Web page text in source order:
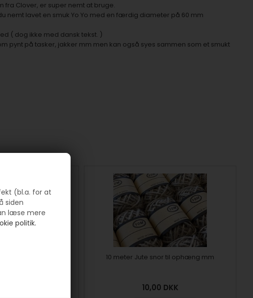
(bl.a. for at
siden
læse mere
politik.
fra Clover, er super nemt at bruge.
nemt lavet en smuk Yo Yo med en færdig diameter på 60 mm
( dog ikke med dansk tekst. )
pynt på tasker, jakker mm men kan også syes sammen som et smukt
10 mm fra Prym
10 meter Jute snor til ophæng mm
10,00 DKK